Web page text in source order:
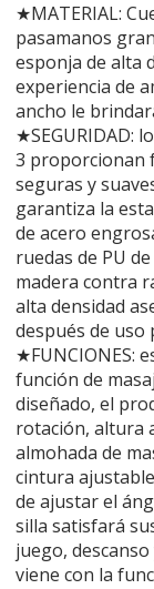
★MATERIAL:
pasamanos
esponja de alta
experiencia de
ancho le
★SEGURIDAD:
3 proporcionan
seguras y
garantiza la
de acero
ruedas de PU
madera contra
alta densidad
después de uso
★FUNCIONES:
función de
diseñado, el
rotación, altura
almohada de
cintura
de ajustar el
silla satisfará
juego,
viene con la